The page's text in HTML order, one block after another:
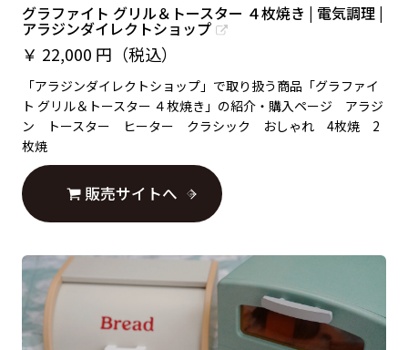
グラファイト グリル＆トースター ４枚焼き | 電気調理 |
アラジンダイレクトショップ
￥ 22,000 円（税込）
「アラジンダイレクトショップ」で取り扱う商品「グラファイ
ト グリル＆トースター ４枚焼き」の紹介・購入ページ アラジ
ン トースター ヒーター クラシック おしゃれ 4枚焼 2
枚焼
販売サイトへ